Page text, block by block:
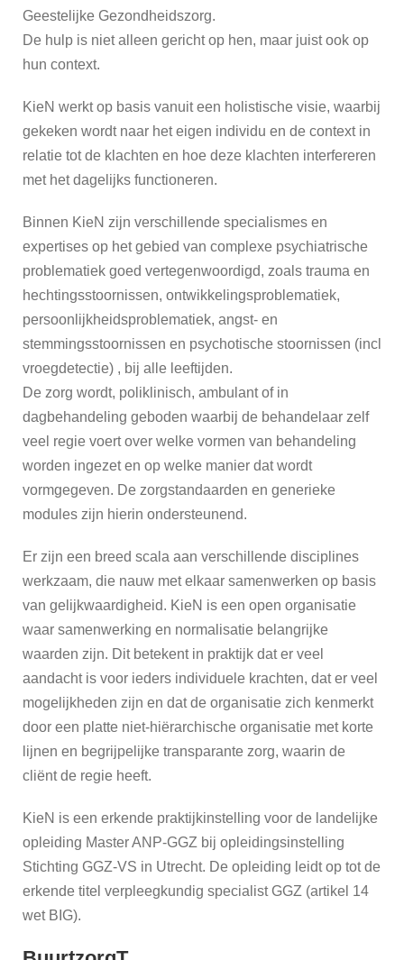
Geestelijke Gezondheidszorg.
De hulp is niet alleen gericht op hen, maar juist ook op
hun context.
KieN werkt op basis vanuit een holistische visie, waarbij
gekeken wordt naar het eigen individu en de context in
relatie tot de klachten en hoe deze klachten interfereren
met het dagelijks functioneren.
Binnen KieN zijn verschillende specialismes en
expertises op het gebied van complexe psychiatrische
problematiek goed vertegenwoordigd, zoals trauma en
hechtingsstoornissen, ontwikkelingsproblematiek,
persoonlijkheidsproblematiek, angst- en
stemmingsstoornissen en psychotische stoornissen (incl
vroegdetectie) , bij alle leeftijden.
De zorg wordt, poliklinisch, ambulant of in
dagbehandeling geboden waarbij de behandelaar zelf
veel regie voert over welke vormen van behandeling
worden ingezet en op welke manier dat wordt
vormgegeven. De zorgstandaarden en generieke
modules zijn hierin ondersteunend.
Er zijn een breed scala aan verschillende disciplines
werkzaam, die nauw met elkaar samenwerken op basis
van gelijkwaardigheid. KieN is een open organisatie
waar samenwerking en normalisatie belangrijke
waarden zijn. Dit betekent in praktijk dat er veel
aandacht is voor ieders individuele krachten, dat er veel
mogelijkheden zijn en dat de organisatie zich kenmerkt
door een platte niet-hiërarchische organisatie met korte
lijnen en begrijpelijke transparante zorg, waarin de
cliënt de regie heeft.
KieN is een erkende praktijkinstelling voor de landelijke
opleiding Master ANP-GGZ bij opleidingsinstelling
Stichting GGZ-VS in Utrecht. De opleiding leidt op tot de
erkende titel verpleegkundig specialist GGZ (artikel 14
wet BIG).
Psycholoog
Vacatures
Harlingen
Vacature
Psycholoog
Klinisch
psycholoog
Kind &
Jeugd
psycholoog
Volwassen
& Ouderen
GZ-
psycholoog
Jeugd
Heerenveen
Psycholoog
Volwassenen
en/of K&J
Systeemtherapeut
Verpleegkundig
Specialisten
GGZ